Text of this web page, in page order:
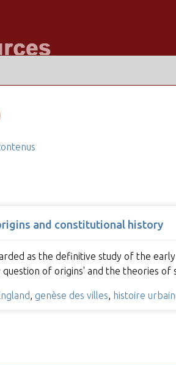
and constitutional history
as the definitive study of the
of origins' and the theories of
genèse des villes histoire